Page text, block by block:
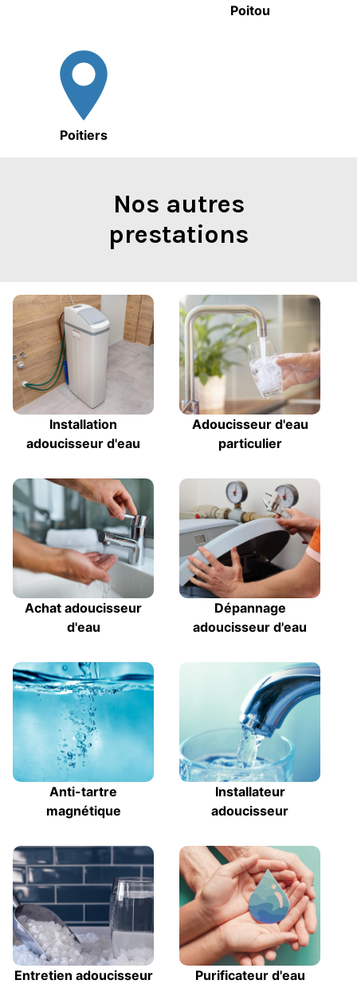
Poitou
Poitiers
Nos autres
prestations
Installation
adoucisseur d'eau
Adoucisseur d'eau
particulier
Achat adoucisseur
d'eau
Dépannage
adoucisseur d'eau
Anti-tartre
magnétique
Installateur
adoucisseur
Entretien adoucisseur Purificateur d'eau